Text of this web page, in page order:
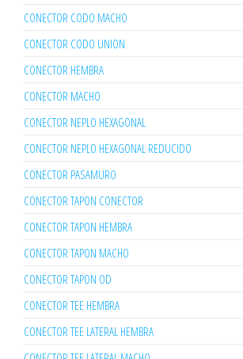
CONECTOR CODO MACHO
CONECTOR CODO UNION
CONECTOR HEMBRA
CONECTOR MACHO
CONECTOR NEPLO HEXAGONAL
CONECTOR NEPLO HEXAGONAL REDUCIDO
CONECTOR PASAMURO
CONECTOR TAPON CONECTOR
CONECTOR TAPON HEMBRA
CONECTOR TAPON MACHO
CONECTOR TAPON OD
CONECTOR TEE HEMBRA
CONECTOR TEE LATERAL HEMBRA